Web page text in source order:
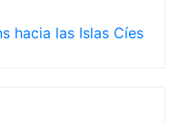
hacia las Islas Cíes